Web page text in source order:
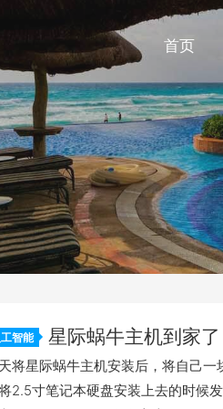
首页
智能 星际蜗牛主机到家
将星际蜗牛主机安装后，将自己
2.5寸笔记本硬盘安装上去的时候